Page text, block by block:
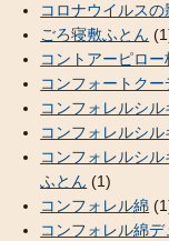
コロナウイルスの
ごろ寝敷ふとん
コントアーピロー
コンフォートクー
コンフォレルシル
コンフォレルシ
コンフォレルシ
ふとん (1)
コンフォレル綿
コンフォレル綿